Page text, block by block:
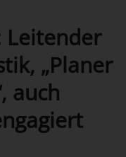
Leitender
„Planer
auch